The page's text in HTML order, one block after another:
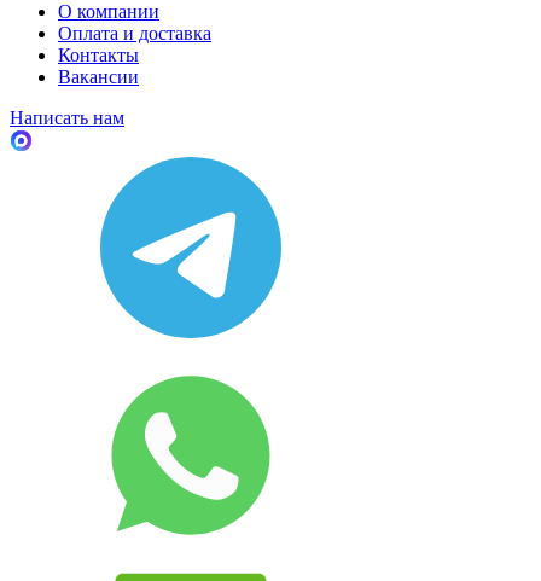
О компании
Оплата и доставка
Контакты
Вакансии
Написать нам